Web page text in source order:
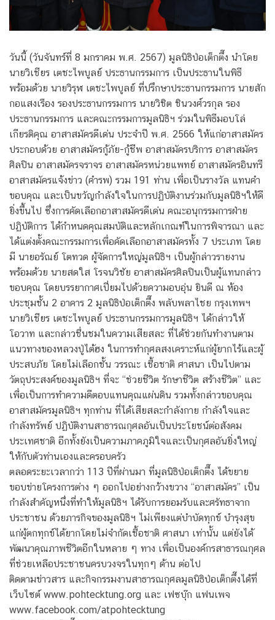
วันนี้ (วันจันทร์ที่ 8 มกราคม พ.ศ. 2567) มูลนิธิป่อเต็กตึ๊ง นำโดย
นายวิเชียร เตชะไพบูลย์ ประธานกรรมการ เป็นประธานในพิธี
พร้อมด้วย นายวิรุฬ เตชะไพบูลย์ ที่ปรึกษาประธานกรรมการ นายสัก
กอแสงเรือง รองประธานกรรมการ นายวิชิต ชินวงศ์วรกุล รอง
ประธานกรรมการ และคณะกรรมการมูลนิธิฯ ร่วมในพิธีมอบโล่
เกียรติคุณ อาสาสมัครดีเด่น ประจำปี พ.ศ. 2566 ให้แก่อาสาสมัคร
ประกอบด้วย อาสาสมัครกู้ภัย-กู้ชีพ อาสาสมัครบริการ อาสาสมัคร
ศิลปิน อาสาสมัครจราจร อาสาสมัครหน่วยแพทย์ อาสาสมัครอินทรี
อาสาสมัครแจ้งข่าว (คำรพ) รวม 191 ท่าน เพื่อเป็นรางวัล แทนคำ
ขอบคุณ และเป็นขวัญกำลังใจในการปฏิบัติงานร่วมกับมูลนิธิฯให้ดี
ยิ่งขึ้นไป ซึ่งการคัดเลือกอาสาสมัครดีเด่น คณะอนุกรรมการฝ่าย
ปฏิบัติการ ได้กำหนดคุณสมบัติและหลักเกณฑ์ในการพิจารณา และ
ได้แต่งตั้งคณะกรรมการเพื่อคัดเลือกอาสาสมัครทั้ง 7 ประเภท โดย
มี นายอรัณย์ โตทวด ผู้จัดการใหญ่มูลนิธิฯ เป็นผู้กล่าวรายงาน
พร้อมด้วย นายสดใส โรจนวิชัย อาสาสมัครศิลปินเป็นผู้แทนกล่าว
ขอบคุณ โดยบรรยากาศเปี่ยมไปด้วยความอบอุ่น ยินดี ณ ห้อง
ประชุมชั้น 2 อาคาร 2 มูลนิธิป่อเต็กตึ๊ง พลับพลาไชย กรุงเทพฯ
นายวิเชียร เตชะไพบูลย์ ประธานกรรมการมูลนิธิฯ ได้กล่าวให้
โอวาท และกล่าวชื่นชมในความเสียสละ ที่ได้ช่วยกันทำงานตาม
แนวทางของหลวงปู่ไต้ฮง ในการทำกุศลสงเคราะห์แก่ผู้ยากไร้และผู้
ประสบภัย โดยไม่เลือกชั้น วรรณะ เชื้อชาติ ศาสนา เป็นไปตาม
วัตถุประสงค์ของมูลนิธิฯ ที่จะ “ช่วยชีวิต รักษาชีวิต สร้างชีวิต” และ
เพื่อเป็นการทำความดีตอบแทนคุณแผ่นดิน รวมทั้งกล่าวขอบคุณ
อาสาสมัครมูลนิธิฯ ทุกท่าน ที่ได้เสียสละกำลังกาย กำลังใจและ
กำลังทรัพย์ ปฏิบัติงานสาธารณกุศลอันเป็นประโยชน์ต่อสังคม
ประเทศชาติ อีกทั้งยังเป็นความภาคภูมิใจและเป็นกุศลอันยิ่งใหญ่
ให้กับตัวท่านเองและครอบครัว
ตลอดระยะเวลากว่า 113 ปีที่ผ่านมา ที่มูลนิธิป่อเต็กตึ๊ง ได้ขยาย
ขอบข่ายโครงการต่าง ๆ ออกไปอย่างกว้างขวาง “อาสาสมัคร” เป็น
กำลังสำคัญหนึ่งที่ทำให้มูลนิธิฯ ได้รับการยอมรับและศรัทธาจาก
ประชาชน ด้วยภารกิจของมูลนิธิฯ ไม่เพียงแต่บำบัดทุกข์ บำรุงสุข
แก่ผู้ตกทุกข์ได้ยากโดยไม่จำกัดเชื้อชาติ ศาสนา เท่านั้น แต่ยังได้
พัฒนาคุณภาพชีวิตอีกในหลาย ๆ ทาง เพื่อเป็นองค์กรสาธารณกุศล
ที่ช่วยเหลือประชาชนครบวงจรในทุกๆ ด้าน ต่อไป
ติดตามข่าวสาร และกิจกรรมงานสาธารณกุศลมูลนิธิป่อเต็กตึ๊งได้ที่
เว็บไซต์ www.pohtecktung.org และ เฟซบุ๊ก แฟนเพจ
www.facebook.com/atpohtecktung